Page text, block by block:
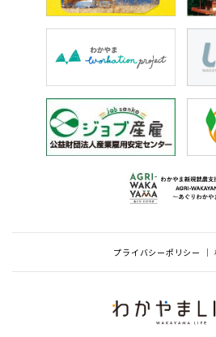
プライバシーポリシー